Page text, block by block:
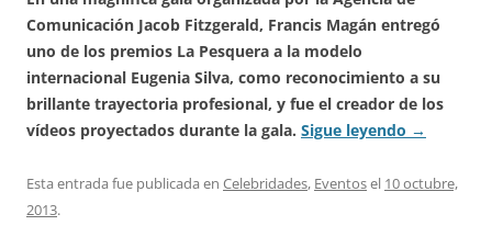
Comunicación Jacob Fitzgerald, Francis Magán entregó
uno de los premios La Pesquera a la modelo
internacional Eugenia Silva, como reconocimiento a su
brillante trayectoria profesional, y fue el creador de los
vídeos proyectados durante la gala. Sigue leyendo →
Esta entrada fue publicada en Celebridades, Eventosel 10 octubre,
2013.